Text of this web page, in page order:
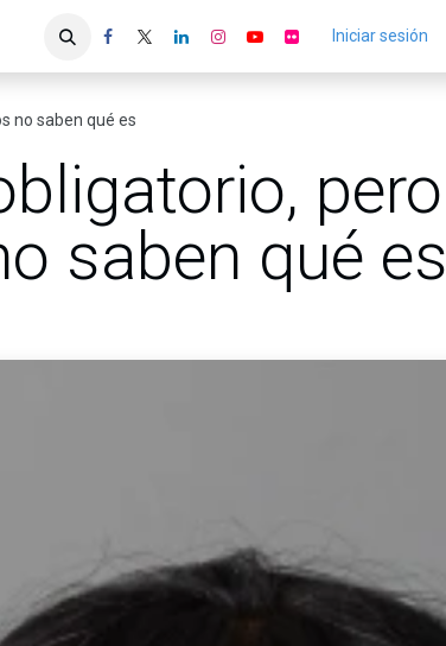
Iniciar sesión
no saben qué es
pero
saben qué es